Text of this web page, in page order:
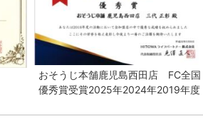
おそうじ本舗鹿児島西田店 FC全国
優秀賞受賞2025年2024年2019年度